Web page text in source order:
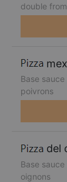
double
Base
poivrons
del
Base
oignons